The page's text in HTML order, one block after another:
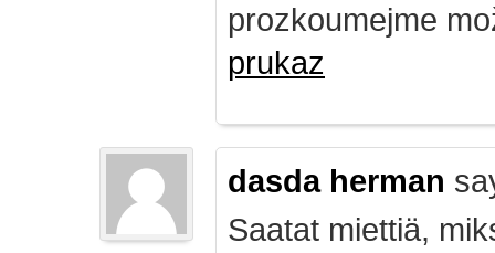
prozkoumejme
prukaz
dasda herman
Saatat miettiä,